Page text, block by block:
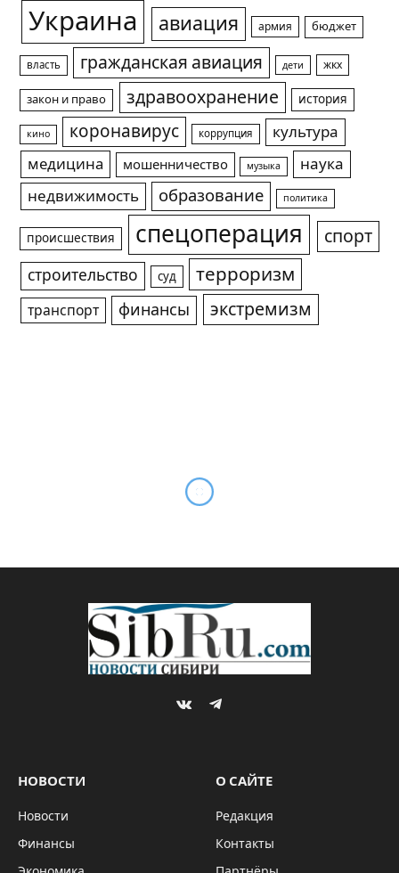
Украина авиация армия бюджет
власть гражданская авиация дети жкх
закон и право здравоохранение история
кино коронавирус коррупция
культура
медицина
мошенничество музыка
наука
недвижимость
образование политика
происшествия спецоперация спорт
строительство суд терроризм
транспорт финансы экстремизм
долга погибли двое
жителей Новосибирской
области
03.03.2022 НОВОСТИ
1 комментарий
Андрей Травников выразил
соболезнования в связи с гибелью